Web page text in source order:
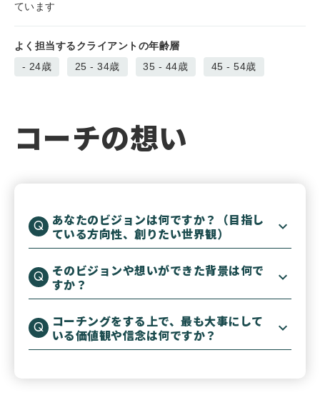
ています
よく担当するクライアントの年齢層
- 24
25 - 34 35 - 44 45 - 54
コーチの想い
あなたのビジョンは何ですか？（目指し
ている方向性、創りたい世界観）
そのビジョンや想いができた背景は何で
すか？
コーチングをする上で、最も大事にして
いる価値観や信念は何ですか？